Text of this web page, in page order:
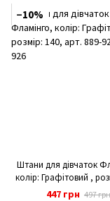
−10%
Штани для дівчаток
колір: Графітовий ,
арт. 889-926
447 грн 497 грн